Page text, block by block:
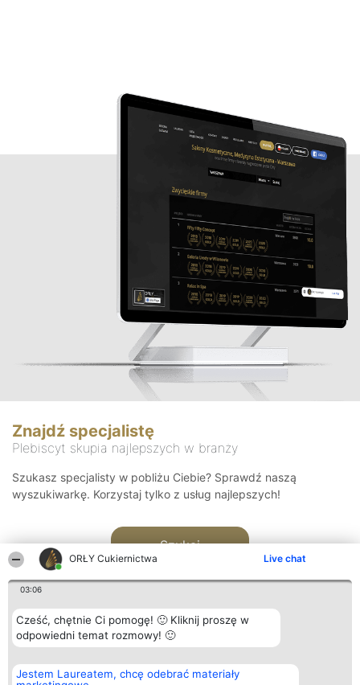
ORŁY Cukiernictwa Live chat
03:06
Cześć, chętnie Ci pomogę! 🙂 Kliknij proszę w
odpowiedni temat rozmowy! 🙂
Jestem Laureatem, chcę odebrać materiały
Znajdź specjalistę
Plebiscyt skupia najlepszych w branży
Szukasz specjalisty w pobliżu Ciebie? Sprawdź naszą
wyszukiwarkę. Korzystaj tylko z usług najlepszych!
Szukaj
Organizator plebiscytu
Bright Side Solutions sp. z o.
Plebiscyt
Laureaci
Kontakt
Kontakt